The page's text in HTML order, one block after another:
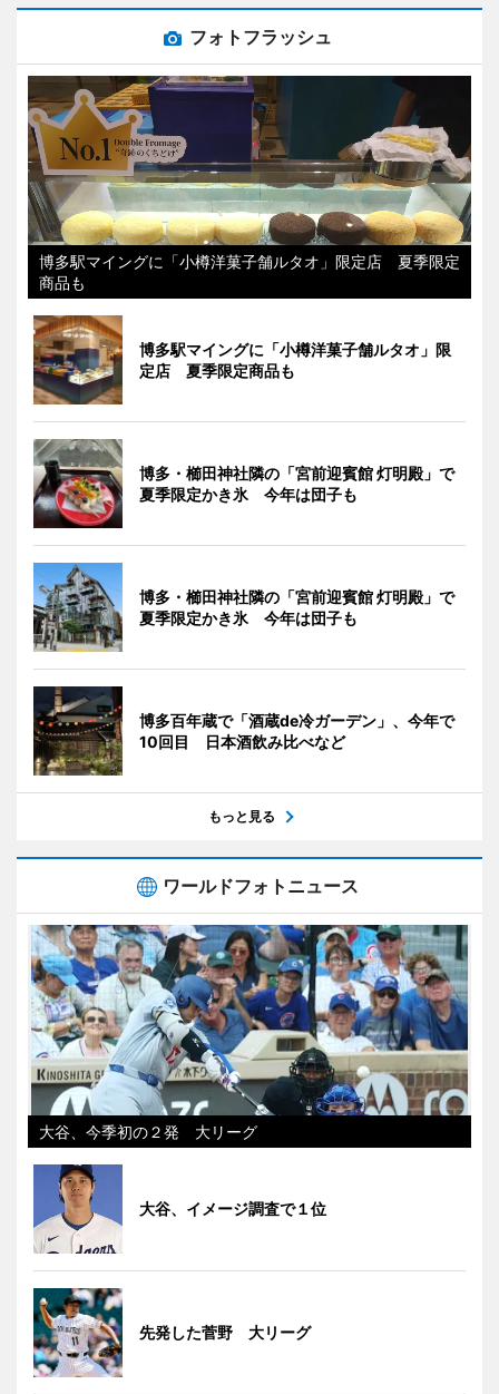
フォトフラッシュ
博多駅マイングに「小樽洋菓子舗ルタオ」限定店 夏季限定
商品も
博多駅マイングに「小樽洋菓子舗ルタオ」限
定店 夏季限定商品も
博多・櫛田神社隣の「宮前迎賓館 灯明殿」で
夏季限定かき氷 今年は団子も
博多・櫛田神社隣の「宮前迎賓館 灯明殿」で
夏季限定かき氷 今年は団子も
博多百年蔵で「酒蔵de冷ガーデン」、今年で
10回目 日本酒飲み比べなど
もっと見る
ワールドフォトニュース
大谷、今季初の２発 大リーグ
大谷、イメージ調査で１位
先発した菅野 大リーグ